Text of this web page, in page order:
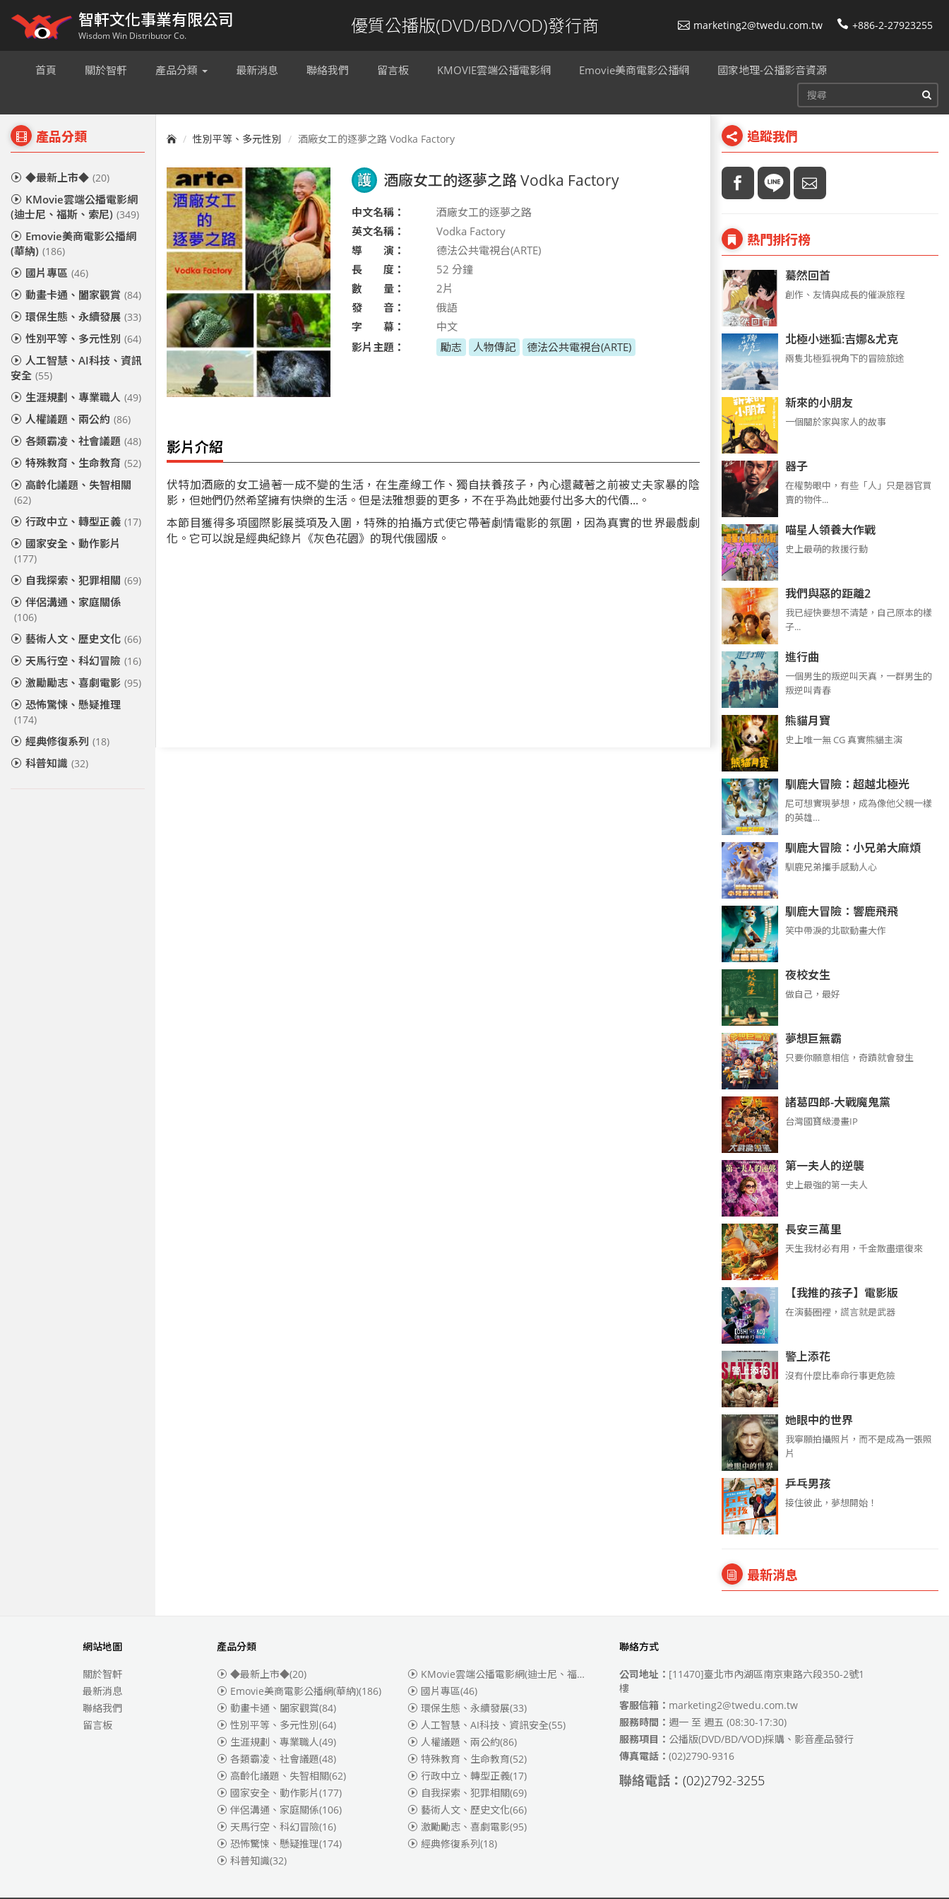
智軒文化事業有限公司
Wisdom Win Distributor Co. 優質公播版(DVD/BD/VOD)發行商 marketing2@twedu.com.tw +886-2-27923255
首頁 關於智軒 產品分類 最新消息 聯絡我們 留言板 KMOVIE雲端公播電影網 Emovie美商電影公播網 國家地理-公播影音資源
產品分類
◆最新上市◆ (20)
KMovie雲端公播電影網
(迪士尼、福斯、索尼) (349)
Emovie美商電影公播網
(華納) (186)
國片專區 (46)
動畫卡通、闔家觀賞 (84)
環保生態、永續發展 (33)
性別平等、多元性別 (64)
人工智慧、AI科技、資訊
安全 (55)
生涯規劃、專業職人 (49)
人權議題、兩公約 (86)
各類霸凌、社會議題 (48)
特殊教育、生命教育 (52)
高齡化議題、失智相關
(62)
行政中立、轉型正義 (17)
國家安全、動作影片
(177)
自我探索、犯罪相關 (69)
伴侶溝通、家庭關係
(106)
藝術人文、歷史文化 (66)
天馬行空、科幻冒險 (16)
激勵勵志、喜劇電影 (95)
恐怖驚悚、懸疑推理
(174)
經典修復系列 (18)
科普知識 (32)
性別平等、多元性別 酒廠女工的逐夢之路 Vodka Factory
護 酒廠女工的逐夢之路 Vodka Factory
中文名稱：
酒廠女工的逐夢之路
英文名稱：
Vodka Factory
導 演：
德法公共電視台(ARTE)
長 度：
52 分鐘
數 量：
2片
發 音：
俄語
字 幕：
中文
影片主題：
勵志 人物傳記 德法公共電視台(ARTE)
影片介紹
伏特加酒廠的女工過著一成不變的生活，在生產線工作、獨自扶養孩子，內心還藏著之前被丈夫家暴的陰
影，但她們仍然希望擁有快樂的生活。但是法雅想要的更多，不在乎為此她要付出多大的代價...。
本節目獲得多項國際影展獎項及入圍，特殊的拍攝方式使它帶著劇情電影的氛圍，因為真實的世界最戲劇
化。它可以說是經典紀錄片《灰色花園》的現代俄國版。
追蹤我們
熱門排行榜
驀然回首
創作、友情與成長的催淚旅程
北極小迷狐:吉娜&尤克
兩隻北極狐視角下的冒險旅途
新來的小朋友
一個關於家與家人的故事
器子
在權勢眼中，有些「人」只是器官買
賣的物件...
喵星人領養大作戰
史上最萌的救援行動
我們與惡的距離2
我已經快要想不清楚，自己原本的樣
子...
進行曲
​​​一個男生的叛逆叫天真，一群男生的
叛逆叫青春
熊貓月寶
史上唯一無 CG 真實熊貓主演
馴鹿大冒險：超越北極光
尼可想實現夢想，成為像他父親一樣
的英雄…
馴鹿大冒險：小兄弟大麻煩
馴鹿兄弟攜手感動人心
馴鹿大冒險：響鹿飛飛
笑中帶淚的北歐動畫大作
夜校女生
做自己，最好
夢想巨無霸
只要你願意相信，奇蹟就會發生
諸葛四郎-大戰魔鬼黨
台灣國寶級漫畫IP
第一夫人的逆襲
史上最強的第一夫人
長安三萬里
天生我材必有用，千金散盡還復來
【我推的孩子】電影版
在演藝圈裡，謊言就是武器
警上添花
沒有什麼比奉命行事更危險
她眼中的世界
我寧願拍攝照片，而不是成為一張照
片
乒乓男孩
接住彼此，夢想開始！
最新消息
網站地圖
關於智軒
最新消息
聯絡我們
留言板
產品分類
◆最新上市◆(20) KMovie雲端公播電影網(迪士尼、福斯、索尼)
(349)
Emovie美商電影公播網(華納)(186) 國片專區(46)
動畫卡通、闔家觀賞(84) 環保生態、永續發展(33)
性別平等、多元性別(64) 人工智慧、AI科技、資訊安全(55)
生涯規劃、專業職人(49) 人權議題、兩公約(86)
各類霸凌、社會議題(48) 特殊教育、生命教育(52)
高齡化議題、失智相關(62) 行政中立、轉型正義(17)
國家安全、動作影片(177) 自我探索、犯罪相關(69)
伴侶溝通、家庭關係(106) 藝術人文、歷史文化(66)
天馬行空、科幻冒險(16) 激勵勵志、喜劇電影(95)
恐怖驚悚、懸疑推理(174) 經典修復系列(18)
科普知識(32)
聯絡方式
公司地址： [11470]臺北市內湖區南京東路六段350-2號1
樓
客服信箱： marketing2@twedu.com.tw
服務時間： 週一 至 週五 (08:30-17:30)
服務項目： 公播版(DVD/BD/VOD)採購、影音產品發行
傳真電話： (02)2790-9316
聯絡電話： (02)2792-3255